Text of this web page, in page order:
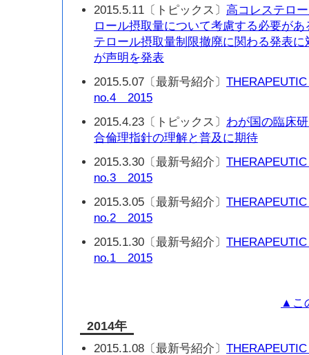
2015.5.11〔トピックス〕 高コレステロ
ロール摂取量について考慮する必要が
テロール摂取量制限撤廃に関わる発表
が声明を発表
2015.5.07〔最新号紹介〕
no.4 2015
2015.4.23〔トピックス〕 わが国の臨床
合倫理指針の理解と普及に期待
2015.3.30〔最新号紹介〕
no.3 2015
2015.3.05〔最新号紹介〕
no.2 2015
2015.1.30〔最新号紹介〕
no.1 2015
▲こ
2014年
2015.1.08〔最新号紹介〕